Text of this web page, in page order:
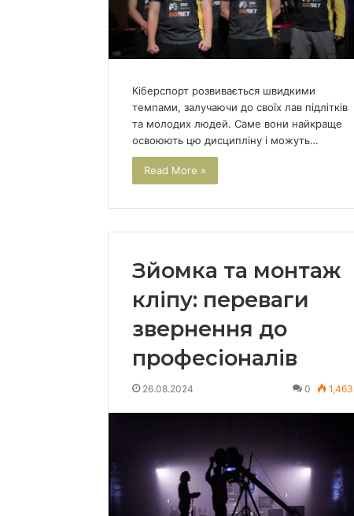
Кіберспорт розвивається швидкими
темпами, залучаючи до своїх лав підлітків
та молодих людей. Саме вони найкраще
освоюють цю дисципліну і можуть…
Read More »
Зйомка та монтаж
кліпу: переваги
звернення до
професіоналів
26.08.2024 0 1,463